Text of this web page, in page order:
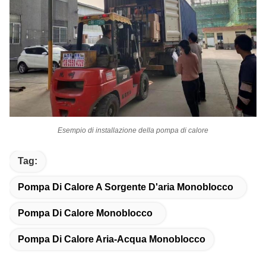
Esempio di installazione della pompa di calore
Tag:
Pompa Di Calore A Sorgente D'aria Monoblocco
Pompa Di Calore Monoblocco
Pompa Di Calore Aria-Acqua Monoblocco